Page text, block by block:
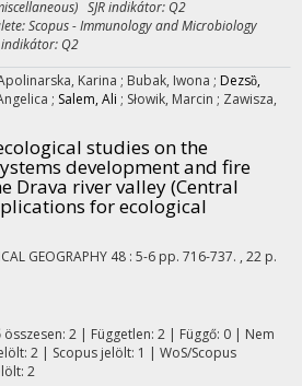
SJR indikátor: Q2
Scopus - Immunology and Microbiology
indikátor: Q2
Karina ; Bubak, Iwona ; Dezsȍ,
; Salem, Ali ; Słowik, Marcin ; Zawisza,
studies on the
development and fire
Drava river valley (Central
for ecological
GEOGRAPHY 48 : 5-6 pp. 716-737. , 22 p.
2| Független: 2 | Függő: 0 | Nem
2 | Scopus jelölt: 1 | WoS/Scopus
2